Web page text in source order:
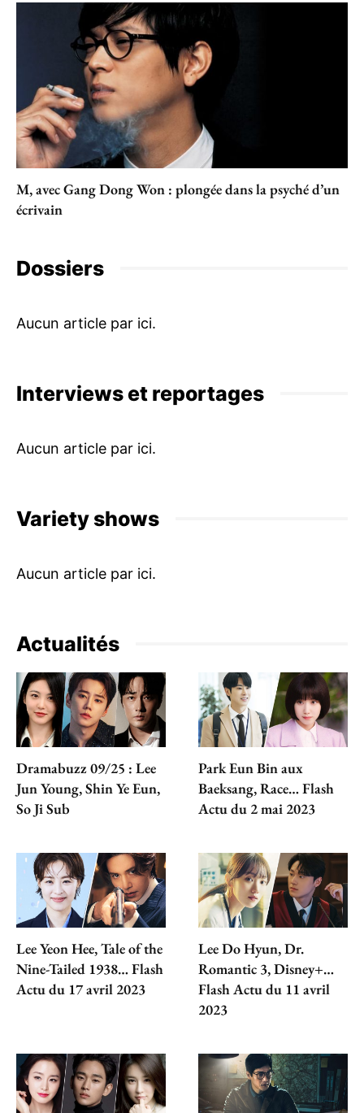
M, avec Gang Dong Won : plongée dans la psyché d’un
écrivain
Dossiers
Interviews et reportages
Variety shows
Actualités
Dramabuzz 09/25 : Lee
Jun Young, Shin Ye Eun,
So Ji Sub
Park Eun Bin aux
Baeksang, Race… Flash
Actu du 2 mai 2023
Lee Yeon Hee, Tale of the
Nine-Tailed 1938… Flash
Actu du 17 avril 2023
Lee Do Hyun, Dr.
Romantic 3, Disney+…
Flash Actu du 11 avril
2023